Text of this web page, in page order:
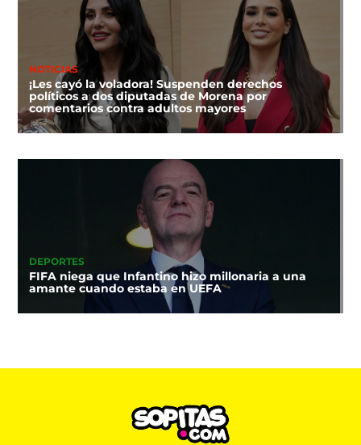
NOTICIAS
¡Les cayó la voladora! Suspenden derechos
políticos a dos diputadas de Morena por
comentarios contra adultos mayores
DEPORTES
FIFA niega que Infantino hizo millonaria a una
amante cuando estaba en UEFA